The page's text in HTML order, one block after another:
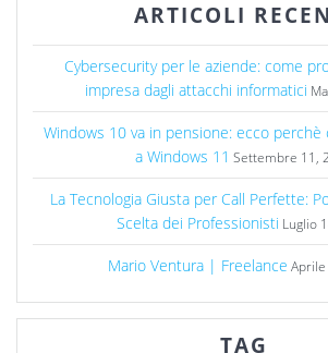
ARTICOLI
Cybersecurity per le aziende: come
impresa dagli attacchi informatici
Windows 10 va in pensione: ecco perchè
a Windows 11 Settembre 11,
La Tecnologia Giusta per Call Perfette:
Scelta dei Professionisti Luglio
Mario Ventura | Freelance
TAG